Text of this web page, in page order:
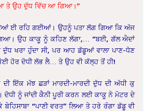
ਤੇ ਉਹ ਦੁੱਧ ਵਿੱਚ ਆ ਗਿਆ।”
ਈ ਰਹਿ ਗਈਆਂ। ਉਹਨੂੰ ਪਤਾ ਲੱਗ ਗਿਆ ਕਿ ਅੱਜ
ਉਹ ਕਾਕੂ ਨੂੰ ਕਹਿਣ ਲੱਗਾ,… “ਬਈ, ਗੱਲ ਐਦਾਂ
ਖਰਾ ਹੁੰਦਾ ਸੀ, ਪਰ ਆਹ ਡੱਡੂਆਂ ਵਾਲਾ ਪਾਣ-ਧੋਣ
ਹੋਰ ਦੋਧੀ ਲੱਭ ਲੈ… ਤੇ ਉਹ ਵੀ ਕੱਲ੍ਹ ਤੋਂ ਹੀ!
ਇੱਕ ਮੱਝ ਛੜਾਂ ਮਾਰਦੀ-ਮਾਰਦੀ ਦੁੱਧ ਦੀ ਅੱਧੀ ਕੁ
ਦੋਧੀ ਨੂੰ ਜਾਂਦੀ ਕੈਨੀ ਪੂਰੀ ਕਰਨ ਲਈ ਕਾਕੂ ਨੇ ਮੋਟਰ ਦੇ
“ਪਾਣੀ ਵਰਤ” ਲਿਆ ਤੇ ਹਰੇ ਰੰਗਾ ਡੱਡੂ ਵੀ